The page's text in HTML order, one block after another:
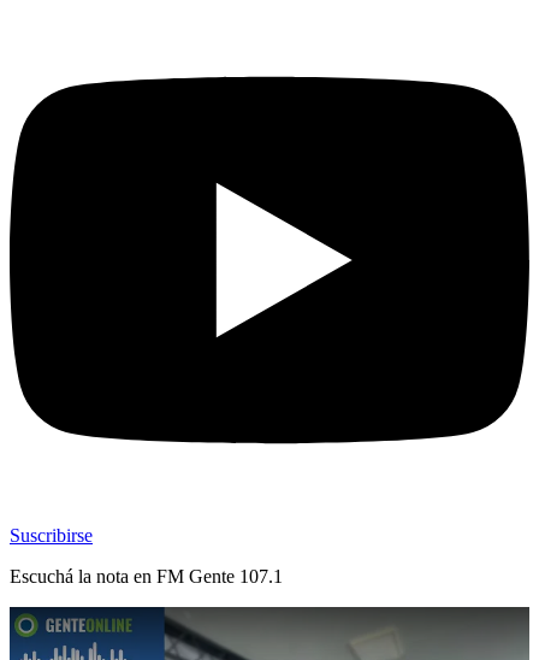
Suscribirse
Escuchá la nota en FM Gente 107.1